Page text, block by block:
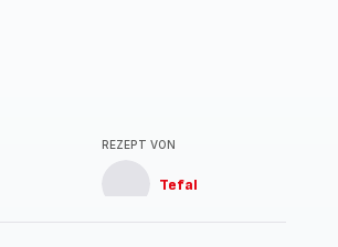
REZEPT VON
Tefal